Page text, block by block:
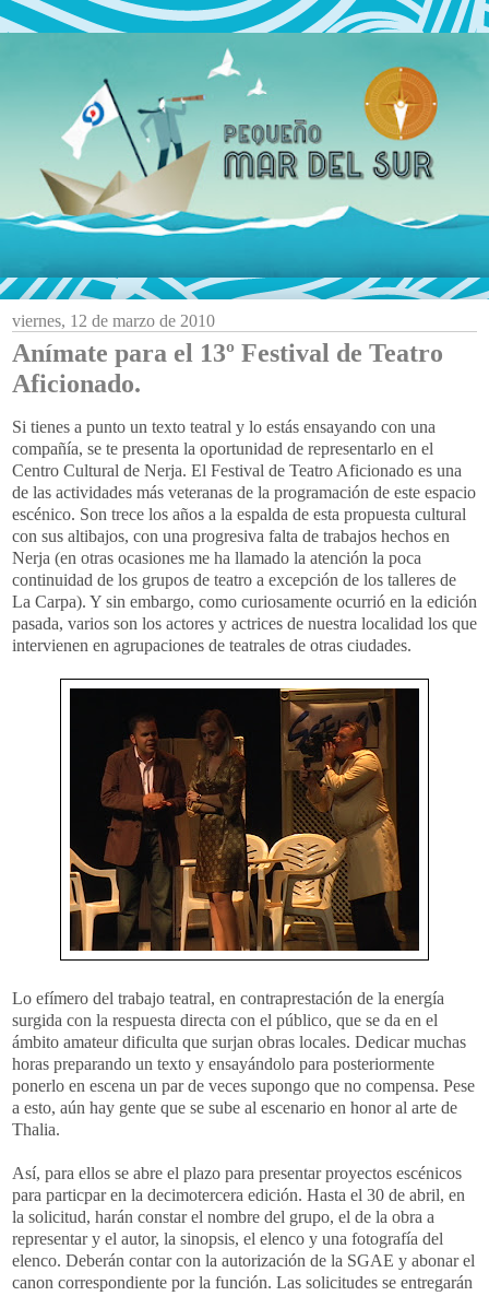
viernes, 12 de marzo de 2010
Anímate para el 13º Festival de Teatro
Aficionado.
Si tienes a punto un texto teatral y lo estás ensayando con una
compañía, se te presenta la oportunidad de representarlo en el
Centro Cultural de Nerja. El Festival de Teatro Aficionado es una
de las actividades más veteranas de la programación de este espacio
escénico. Son trece los años a la espalda de esta propuesta cultural
con sus altibajos, con una progresiva falta de trabajos hechos en
Nerja (en otras ocasiones me ha llamado la atención la poca
continuidad de los grupos de teatro a excepción de los talleres de
La Carpa). Y sin embargo, como curiosamente ocurrió en la edición
pasada, varios son los actores y actrices de nuestra localidad los que
intervienen en agrupaciones de teatrales de otras ciudades.
Lo efímero del trabajo teatral, en contraprestación de la energía
surgida con la respuesta directa con el público, que se da en el
ámbito amateur dificulta que surjan obras locales. Dedicar muchas
horas preparando un texto y ensayándolo para posteriormente
ponerlo en escena un par de veces supongo que no compensa. Pese
a esto, aún hay gente que se sube al escenario en honor al arte de
Thalia.
Así, para ellos se abre el plazo para presentar proyectos escénicos
para particpar en la decimotercera edición. Hasta el 30 de abril, en
la solicitud, harán constar el nombre del grupo, el de la obra a
representar y el autor, la sinopsis, el elenco y una fotografía del
elenco. Deberán contar con la autorización de la SGAE y abonar el
canon correspondiente por la función. Las solicitudes se entregarán